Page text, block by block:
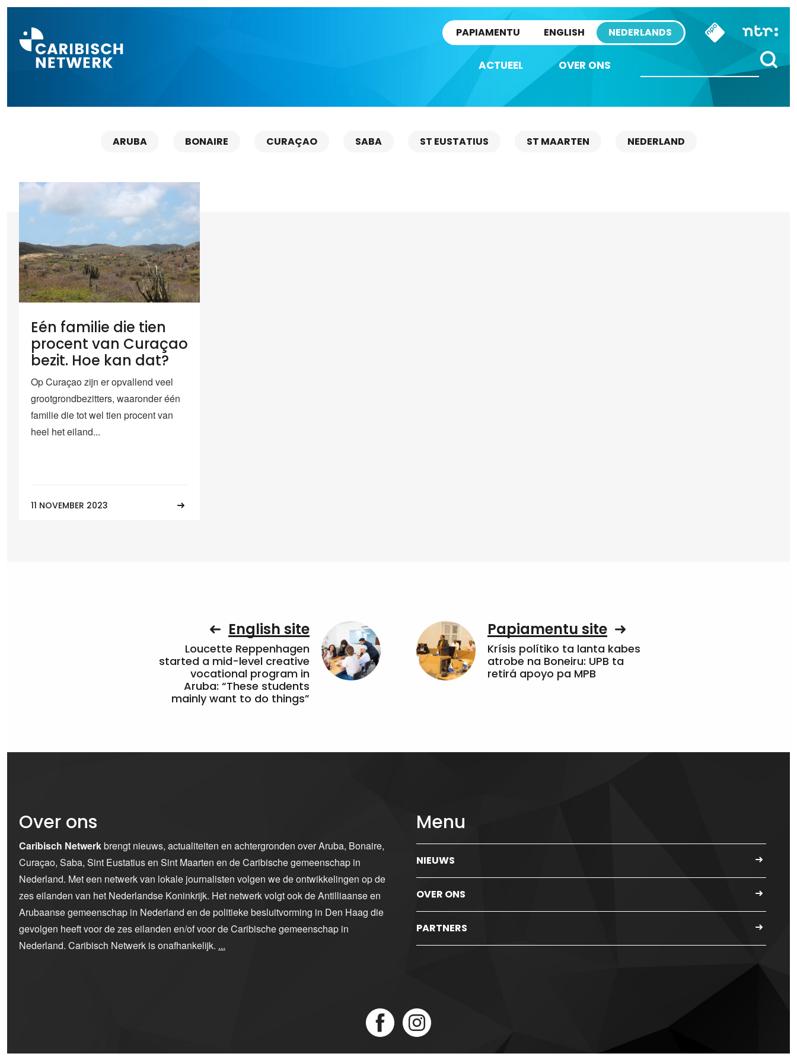
PAPIAMENTU ENGLISH NEDERLANDS
ACTUEEL OVER ONS
ARUBA BONAIRE CURAÇAO SABA ST EUSTATIUS ST MAARTEN NEDERLAND
Eén familie die tien
procent van Curaçao
bezit. Hoe kan dat?
Op Curaçao zijn er opvallend veel
grootgrondbezitters, waaronder één
familie die tot wel tien procent van
heel het eiland...
11 NOVEMBER 2023
English site
Loucette Reppenhagen
started a mid-level creative
vocational program in
Aruba: “These students
mainly want to do things”
Papiamentu site
Krísis polítiko ta lanta kabes
atrobe na Boneiru: UPB ta
retirá apoyo pa MPB
Over ons
Caribisch Netwerkbrengt nieuws, actualiteiten en achtergronden over Aruba, Bonaire,
Curaçao, Saba, Sint Eustatius en Sint Maarten en de Caribische gemeenschap in
Nederland. Met een netwerk van lokale journalisten volgen we de ontwikkelingen op de
zes eilanden van het Nederlandse Koninkrijk. Het netwerk volgt ook de Antilliaanse en
Arubaanse gemeenschap in Nederland en de politieke besluitvorming in Den Haag die
gevolgen heeft voor de zes eilanden en/of voor de Caribische gemeenschap in
Nederland. Caribisch Netwerk is onafhankelijk. ...
Menu
NIEUWS
OVER ONS
PARTNERS